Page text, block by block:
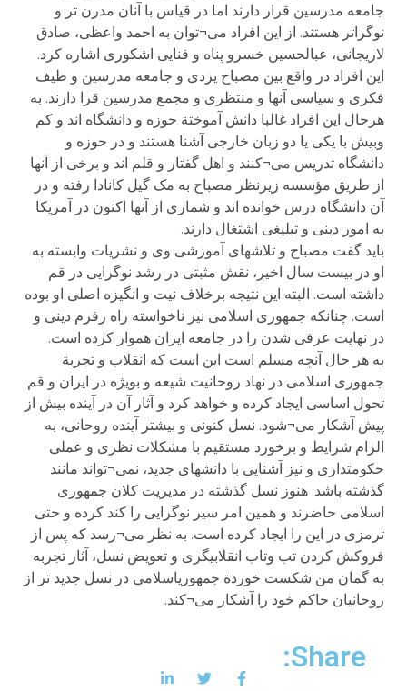
جامعه مدرسین قرار دارند اما در قیاس با آنان مدرن تر و
نوگراتر هستند. از این افراد می¬توان به احمد واعظی، صادق
لاریجانی، عبالحسین خسرو پناه و فنایی اشکوری اشاره کرد.
این افراد در واقع بین مصباح یزدی و جامعه مدرسین و طیف
فکری و سیاسی آنها و منتظری و مجمع مدرسین قرا دارند. به
هرحال این افراد غالبا دانش آموختة حوزه و دانشگاه اند و کم
وبیش با یکی یا دو زبان خارجی آشنا هستند و در حوزه و
دانشگاه تدریس می¬کنند و اهل گفتار و قلم اند و برخی از آنها
از طریق مؤسسه زیرنظر مصباح به مک گیل کانادا رفته و در
آن دانشگاه درس خوانده اند و شماری از آنها اکنون در آمریکا
به امور دینی و تبلیغی اشتغال دارند.
باید گفت مصباح و تلاشهای آموزشی وی و نشریات وابسته به
او در بیست سال اخیر، نقش مثبتی در رشد نوگرایی در قم
داشته است. البته این نتیجه برخلاف نیت و انگیزه اصلی او بوده
است. چنانکه جمهوری اسلامی نیز ناخواسته راه رفرم دینی و
در نهایت عرفی شدن را در جامعه ایران هموار کرده است.
به هر حال آنچه مسلم است این است که انقلاب و تجربة
جمهوری اسلامی در نهاد روحانیت شیعه و بویژه در ایران و قم
تحول اساسی ایجاد کرده و خواهد کرد و آثار آن در آینده بیش از
پیش آشکار می¬شود. نسل کنونی و بیشتر آینده روحانی، به
الزام شرایط و برخورد مستقیم با مشکلات نظری و عملی
حکومتداری و نیز آشنایی با دانشهای جدید، نمی¬تواند مانند
گذشته باشد. هنوز نسل گذشته در مدیریت کلان جمهوری
اسلامی حاضرند و همین امر سیر نوگرایی را کند کرده و حتی
ترمزی در این را ایجاد کرده است. به نظر می¬رسد که پس از
فروکش کردن تب وتاب انقلابیگری و تعویض نسل، آثار تجربه
به گمان من شکست خوردة جمهوریاسلامی در نسل جدید تر از
روحانیان حاکم خود را آشکار می¬کند.
Share: